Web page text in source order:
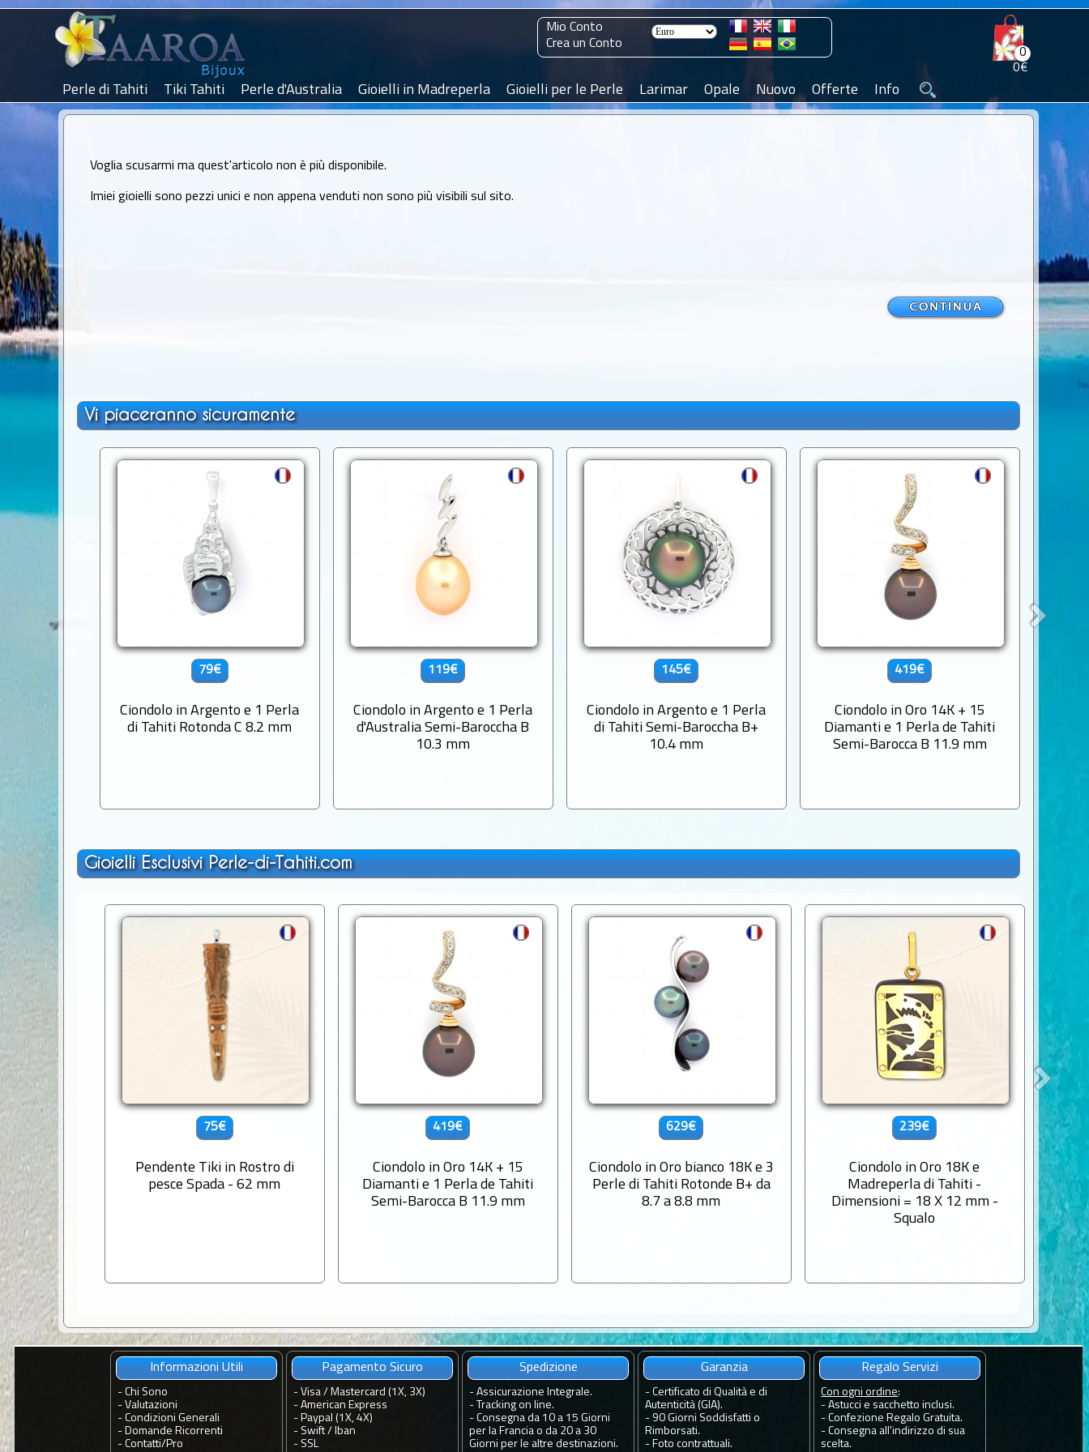
0
0€
Mio Conto
Crea un Conto
Perle di Tahiti Tiki Tahiti Perle d'Australia Gioielli in Madreperla Gioielli per le Perle Larimar Opale Nuovo Offerte Info
Voglia scusarmi ma quest'articolo non è più disponibile.
Imiei gioielli sono pezzi unici e non appena venduti non sono più visibili sul sito.
Vi piaceranno sicuramente
79€
Ciondolo in Argento e 1 Perla
di Tahiti Rotonda C 8.2 mm
119€
Ciondolo in Argento e 1 Perla
d'Australia Semi-Baroccha B
10.3 mm
145€
Ciondolo in Argento e 1 Perla
di Tahiti Semi-Baroccha B+
10.4 mm
419€
Ciondolo in Oro 14K + 15
Diamanti e 1 Perla de Tahiti
Semi-Barocca B 11.9 mm
Gioielli Esclusivi Perle-di-Tahiti.com
75€
Pendente Tiki in Rostro di
pesce Spada - 62 mm
419€
Ciondolo in Oro 14K + 15
Diamanti e 1 Perla de Tahiti
Semi-Barocca B 11.9 mm
629€
Ciondolo in Oro bianco 18K e 3
Perle di Tahiti Rotonde B+ da
8.7 a 8.8 mm
239€
Ciondolo in Oro 18K e
Madreperla di Tahiti -
Dimensioni = 18 X 12 mm -
Squalo
Informazioni Utili
-Chi Sono
-Valutazioni
-Condizioni Generali
- Domande Ricorrenti
-Contatti/ Pro
Pagamento Sicuro
- Visa / Mastercard (1X, 3X)
- American Express
- Paypal (1X, 4X)
- Swift / Iban
- SSL
Spedizione
-Assicurazione Integrale.
- Tracking on line.
-Consegna da 10 a 15 Giorni
per la Francia o da 20 a 30
Giorni per le altre destinazioni.
Garanzia
-Certificato di Qualità e di
Autenticità (GIA).
- 90 Giorni Soddisfatti o
Rimborsati.
- Foto contrattuali.
Regalo Servizi
Con ogni ordine:
- Astucci e sacchetto inclusi.
- Confezione Regalo Gratuita.
- Consegna all'indirizzo di sua
scelta.